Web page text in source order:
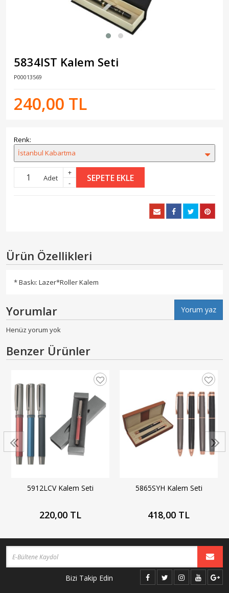
5834IST Kalem Seti
P00013569
240,00 TL
Renk:
İstanbul Kabartma
Adet
+
-
SEPETE EKLE
Ürün Özellikleri
* Baskı: Lazer*Roller Kalem
Yorumlar Yorum yaz
Henüz yorum yok
Benzer Ürünler
5912LCV Kalem Seti
220,00 TL
5865SYH Kalem Seti
418,00 TL
Bizi Takip Edin